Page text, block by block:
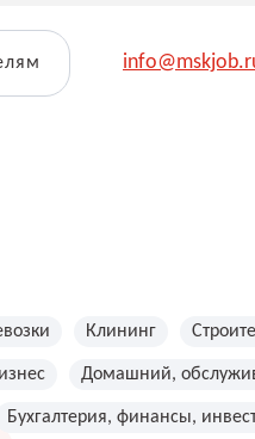
Клининг
Домашний,
Бухгалтерия, финансы,